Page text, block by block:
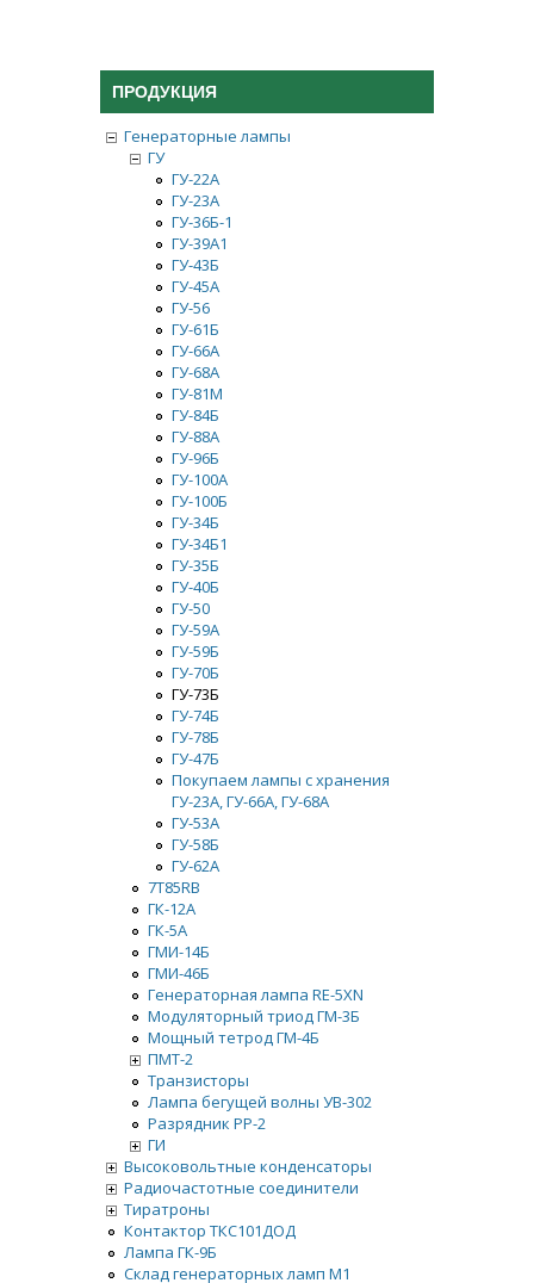
ПРОДУКЦИЯ
Генераторные лампы
ГУ
ГУ-22А
ГУ-23А
ГУ-36Б-1
ГУ-39А1
ГУ-43Б
ГУ-45А
ГУ-56
ГУ-61Б
ГУ-66A
ГУ-68А
ГУ-81М
ГУ-84Б
ГУ-88А
ГУ-96Б
ГУ-100А
ГУ-100Б
ГУ-34Б
ГУ-34Б1
ГУ-35Б
ГУ-40Б
ГУ-50
ГУ-59А
ГУ-59Б
ГУ-70Б
ГУ-73Б
ГУ-74Б
ГУ-78Б
ГУ-47Б
Покупаем лампы с хранения
ГУ-23А, ГУ-66А, ГУ-68А
ГУ-53А
ГУ-58Б
ГУ-62А
7Т85RB
ГК-12А
ГК-5А
ГМИ-14Б
ГМИ-46Б
Генераторная лампа RE-5XN
Модуляторный триод ГМ-3Б
Мощный тетрод ГМ-4Б
ПМТ-2
Транзисторы
Лампа бегущей волны УВ-302
Разрядник РР-2
ГИ
Высоковольтные конденсаторы
Радиочастотные соединители
Тиратроны
Контактор ТКС101ДОД
Лампа ГК-9Б
Склад генераторных ламп М1